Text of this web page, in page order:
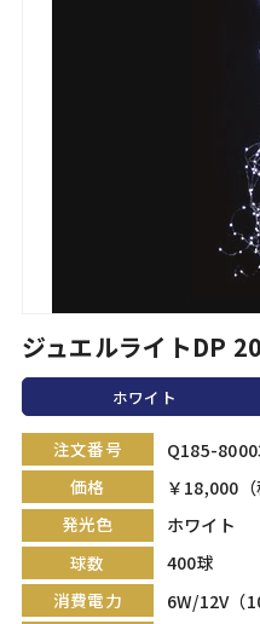
ジュエルライトDP
ホワイト
注文番号
Q185-
価格
￥18,000（
発光色
ホワイト
球数
400球
消費電力
6W/12V（